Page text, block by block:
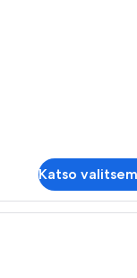
Katso